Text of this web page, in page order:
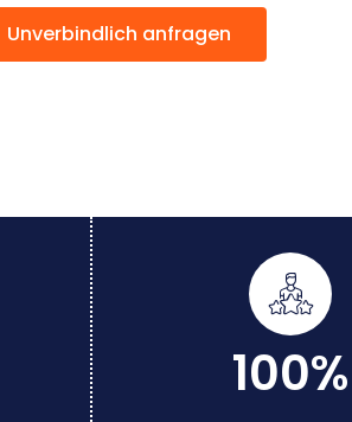
Unverbindlich anfragen
100%